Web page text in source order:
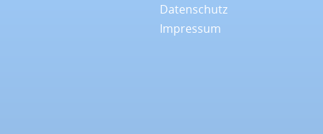
Datenschutz
Impressum